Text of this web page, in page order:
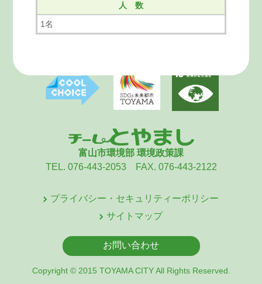
人 数
1名
富山市環境部 環境政策課
TEL. 076-443-2053 FAX. 076-443-2122
プライバシー・セキュリティーポリシー
サイトマップ
お問い合わせ
Copyright © 2015 TOYAMA CITY All Rights Reserved.